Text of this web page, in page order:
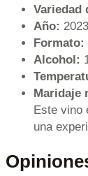
Variedad
Año: 2023
Formato:
Alcohol:
Maridaje
Este vino
una